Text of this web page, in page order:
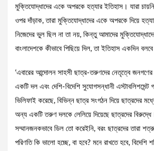
মুক্তিযোদ্ধাদের একে অপরকে হত্যার ইতিহাস। যারা
ওপর দাঁড়াক, তারা মুক্তিযোদ্ধাদের একে অপরকে দিয়ে
নিজেদের ভুল ছিল না তা নয়, কিন্তু আমাদের
বাংলাদেশকে কীভাবে পিছিয়ে দিল, তা ইতিহাস একদিন
‘এবারের আন্দোলন সাহসী ছাত্র-তরুণদের নেতৃত্বে
একটি দল এবং দেশি-বিদেশি সুযোগসন্ধানী এস্টাবলিশমেন্ট
ভিলিফাই করেছে, বিভিন্ন ছাত্র সংগঠন দিয়ে ছাত্রদের
অন্য একটি তরুণ দলকে লেলিয়ে দিয়েছে ছাত্রদের
সম্মানজনকভাবে ডিল তো করেইনি, বরং ছাত্রদের তারা
পরিণতি কি ভালো হচ্ছে, বা হবে? মনে রাখতে হবে,